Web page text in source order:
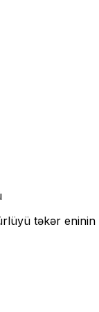
təkər eninin